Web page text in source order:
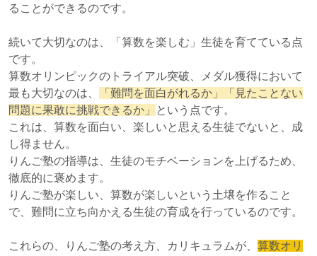
ることができるのです。
続いて大切なのは、「算数を楽しむ」生徒を育てている点
です。
算数オリンピックのトライアル突破、メダル獲得において
最も大切なのは、
「難問を面白がれるか」「見たことない
問題に果敢に挑戦できるか」
という点です。
これは、算数を面白い、楽しいと思える生徒でないと、成
し得ません。
りんご塾の指導は、生徒のモチベーションを上げるため、
徹底的に褒めます。
りんご塾が楽しい、算数が楽しいという土壌を作ること
で、難問に立ち向かえる生徒の育成を行っているのです。
これらの、りんご塾の考え方、カリキュラムが、 算数オリ